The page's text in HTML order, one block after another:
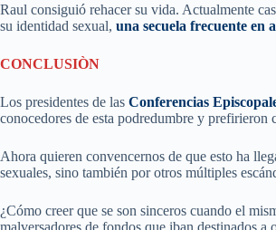
Raul consiguió rehacer su vida. Actualmente
su identidad sexual, una secuela frecuente en
CONCLUSIÒN
Los presidentes de las Conferencias
conocedores de esta podredumbre y
Ahora quieren convencernos de que esto ha
sexuales, sino también por otros múltiples
¿Cómo creer que se son sinceros cuando el
malversadores de fondos que iban destinados